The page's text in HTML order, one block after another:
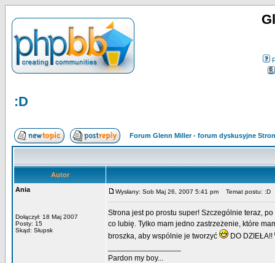
:D
Forum Glenn Miller - forum dyskusyjne
Autor
Ania
Dołączył: 18 Maj 2007
Posty: 15
Skąd: Słupsk
Wysłany: Sob Maj 26, 2007 5:41 pm Temat postu: :D
Strona jest po prostu super! Szczególnie teraz,
co lubię. Tylko mam jedno zastrzeżenie, które
broszka, aby wspólnie je tworzyć
DO DZIEŁA!!
Pardon my boy...